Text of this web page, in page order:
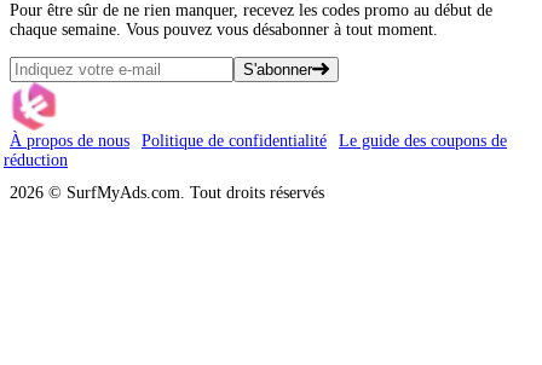
Pour être sûr de ne rien manquer, recevez les codes promo au début de
chaque semaine. Vous pouvez vous désabonner à tout moment.
S'abonner
À propos de nous Politique de confidentialité
Le guide des coupons de
réduction
2026 © SurfMyAds.com. Tout droits réservés